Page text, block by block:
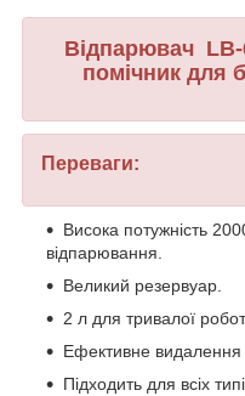
Відпарювач
помічник для
Переваги:
Висока потужність
відпарювання.
Великий резервуар.
2 л для тривалої
Ефективне видалення
Підходить для всіх